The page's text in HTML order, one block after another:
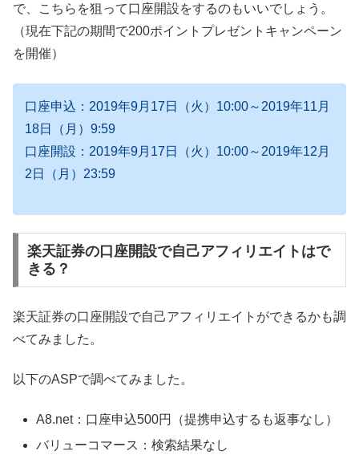
で、こちらを狙って口座開設をするのもいいでしょう。
（現在下記の期間で200ポイントプレゼントキャンペーン
を開催）
口座申込：2019年9月17日（火）10:00～2019年11月
18日（月）9:59
口座開設：2019年9月17日（火）10:00～2019年12月
2日（月）23:59
楽天証券の口座開設で自己アフィリエイトはで
きる？
楽天証券の口座開設で自己アフィリエイトができるかも調
べてみました。
以下のASPで調べてみました。
A8.net：口座申込500円（提携申込するも返事なし）
バリューコマース：検索結果なし